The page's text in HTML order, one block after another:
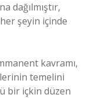
dağılmıştır,
şeyin içinde
kavramı,
temelini
bir içkin düzen